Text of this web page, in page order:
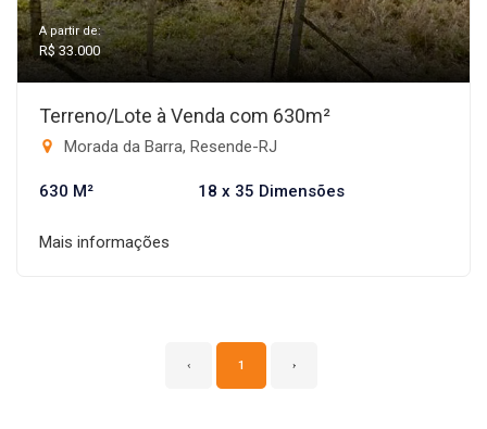
A partir de:
R$ 33.000
Terreno/Lote à Venda com 630m²
Morada da Barra, Resende-RJ
630 M² 18 x 35 Dimensões
Mais informações
‹ 1 ›